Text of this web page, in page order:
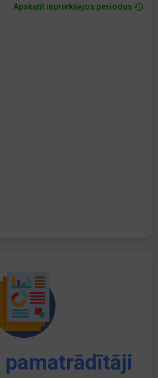
Apskatīt iepriekšējos periodus
pamatrādītāji